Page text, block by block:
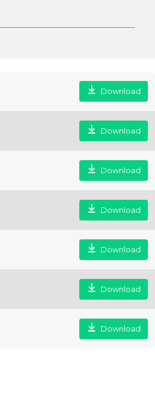
Download
Download
Download
Download
Download
Download
Download